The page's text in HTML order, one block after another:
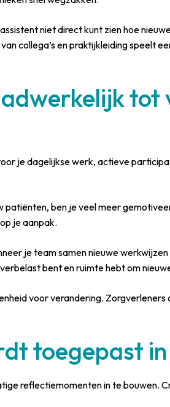
niet direct kunt zien hoe
collega’s en praktijkleiding speelt
tot
je dagelijkse werk, actieve
ben je veel meer
je aanpak.
je team samen nieuwe
bent en ruimte hebt om
voor verandering. Zorgverleners
toegepast
reflectiemomenten in te bouwen.